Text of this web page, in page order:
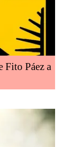
Fito Páez a